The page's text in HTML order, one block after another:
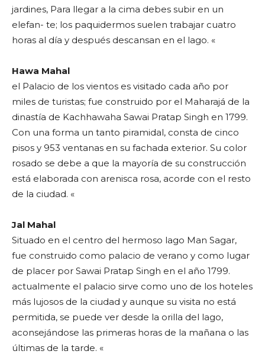
jardines, Para llegar a la cima debes subir en un
elefan- te; los paquidermos suelen trabajar cuatro
horas al día y después descansan en el lago. «
Hawa Mahal
el Palacio de los vientos es visitado cada año por
miles de turistas; fue construido por el Maharajá de la
dinastía de Kachhawaha Sawai Pratap Singh en 1799.
Con una forma un tanto piramidal, consta de cinco
pisos y 953 ventanas en su fachada exterior. Su color
rosado se debe a que la mayoría de su construcción
está elaborada con arenisca rosa, acorde con el resto
de la ciudad. «
Jal Mahal
Situado en el centro del hermoso lago Man Sagar,
fue construido como palacio de verano y como lugar
de placer por Sawai Pratap Singh en el año 1799.
actualmente el palacio sirve como uno de los hoteles
más lujosos de la ciudad y aunque su visita no está
permitida, se puede ver desde la orilla del lago,
aconsejándose las primeras horas de la mañana o las
últimas de la tarde. «